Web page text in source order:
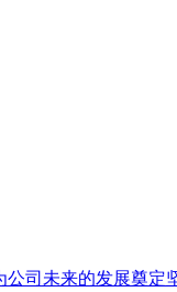
司未来的发展奠定